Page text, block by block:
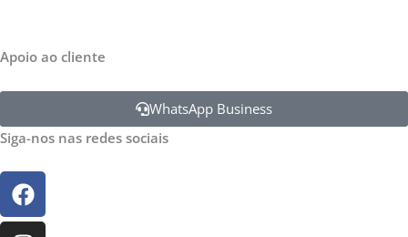
Apoio ao cliente
WhatsApp Business
Siga-nos nas redes sociais
Facebook
Instagram
Linkedin
Youtube